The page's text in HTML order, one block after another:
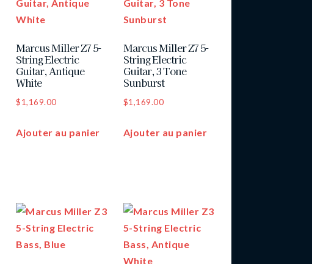
Marcus Miller Z7 5-
String Electric
Guitar, Antique
White
$1,169.00
Ajouter au panier
Marcus Miller Z7 5-
String Electric
Guitar, 3 Tone
Sunburst
$1,169.00
Ajouter au panier